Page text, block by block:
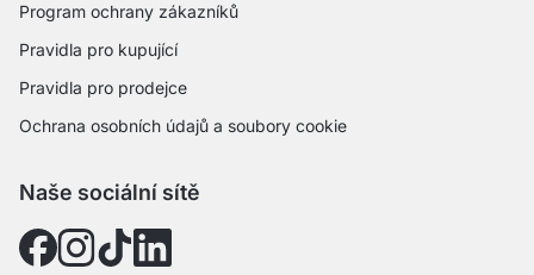
Program ochrany zákazníků
Pravidla pro kupující
Pravidla pro prodejce
Ochrana osobních údajů a soubory cookie
Naše sociální sítě